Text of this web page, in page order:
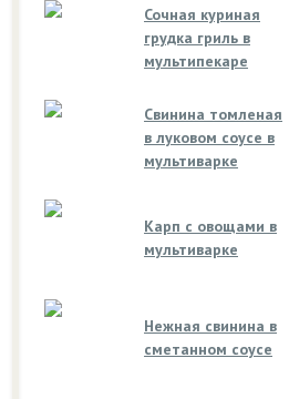
Сочная куриная
грудка гриль в
мультипекаре
Свинина томленая
в луковом соусе в
мультиварке
Карп с овощами в
мультиварке
Нежная свинина в
сметанном соусе